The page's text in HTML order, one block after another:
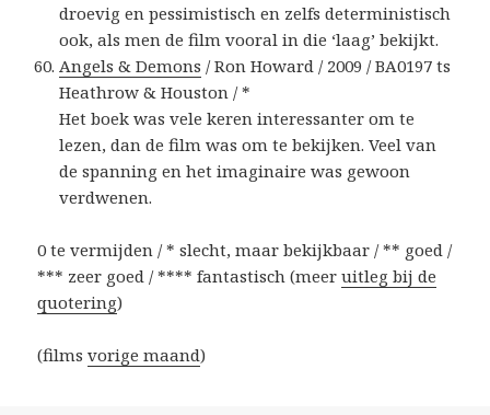
droevig en pessimistisch en zelfs deterministisch
ook, als men de film vooral in die ‘laag’ bekijkt.
Angels & Demons / Ron Howard / 2009 / BA0197 ts
Heathrow & Houston / *
Het boek was vele keren interessanter om te
lezen, dan de film was om te bekijken. Veel van
de spanning en het imaginaire was gewoon
verdwenen.
0 te vermijden / * slecht, maar bekijkbaar / ** goed /
*** zeer goed / **** fantastisch (meeruitleg bij de
quotering)
(filmsvorige maand)